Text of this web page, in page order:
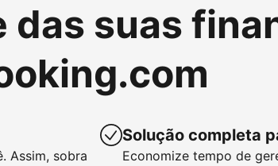
suas
Assim, sobra
Solução completa
Economize tempo de